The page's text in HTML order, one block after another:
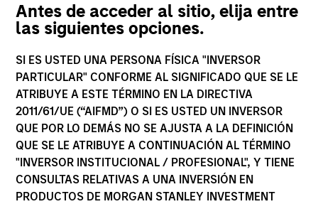
Antes de acceder al sitio, elija entre
las siguientes opciones.
SI ES USTED UNA PERSONA FÍSICA "INVERSOR
PARTICULAR" CONFORME AL SIGNIFICADO QUE SE LE
ATRIBUYE A ESTE TÉRMINO EN LA DIRECTIVA
2011/61/UE (“AIFMD”) O SI ES USTED UN INVERSOR
QUE POR LO DEMÁS NO SE AJUSTA A LA DEFINICIÓN
QUE SE LE ATRIBUYE A CONTINUACIÓN AL TÉRMINO
"INVERSOR INSTITUCIONAL / PROFESIONAL", Y TIENE
CONSULTAS RELATIVAS A UNA INVERSIÓN EN
PRODUCTOS DE MORGAN STANLEY INVESTMENT
ClearMedi